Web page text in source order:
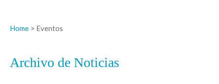
Home > Eventos
Archivo de Noticias